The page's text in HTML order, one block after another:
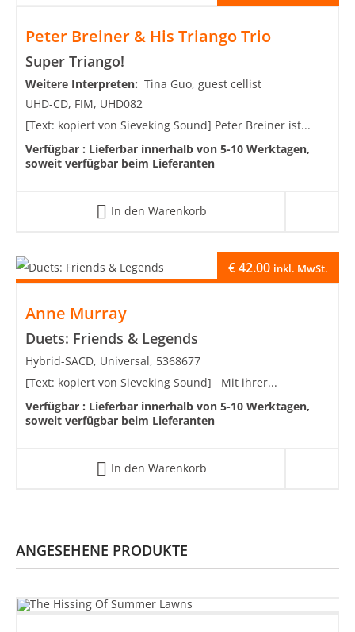
Peter Breiner & His Triango Trio
Super Triango!
Weitere Interpreten: Tina Guo, guest cellist
UHD-CD, FIM, UHD082
[Text: kopiert von Sieveking Sound] Peter Breiner ist...
Verfügbar : Lieferbar innerhalb von 5-10 Werktagen,
soweit verfügbar beim Lieferanten
In den Warenkorb
Anne Murray
Duets: Friends & Legends
€42.00 inkl. MwSt.
Hybrid-SACD, Universal, 5368677
[Text: kopiert von Sieveking Sound] Mit ihrer...
Verfügbar : Lieferbar innerhalb von 5-10 Werktagen,
soweit verfügbar beim Lieferanten
In den Warenkorb
ANGESEHENE PRODUKTE